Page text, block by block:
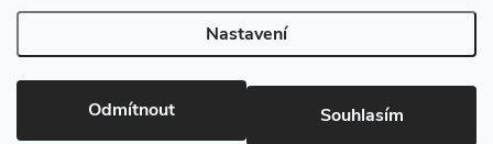
Nastavení
Odmítnout Souhlasím
Copyright 2026dental-trade.cz. Všechna práva vyhrazena.Upravit
nastavení cookies